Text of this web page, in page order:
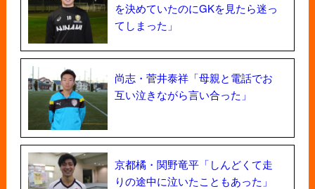
を決めていたのにGKを見たら迷っ
てしまった」
尚志・菅井泰祥「母親と電話でお
互い泣きながら言い合った」
京都橘・関野竜平「しんどくて走
りの途中に泣いたこともあった」